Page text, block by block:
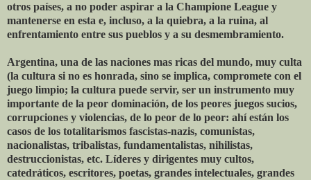
otros países, a no poder aspirar a la Champione League y
mantenerse en esta e, incluso, a la quiebra, a la ruina, al
enfrentamiento entre sus pueblos y a su desmembramiento.
Argentina, una de las naciones mas ricas del mundo, muy culta
(la cultura si no es honrada, sino se implica, compromete con el
juego limpio; la cultura puede servir, ser un instrumento muy
importante de la peor dominación, de los peores juegos sucios,
corrupciones y violencias, de lo peor de lo peor: ahí están los
casos de los totalitarismos fascistas-nazis, comunistas,
nacionalistas, tribalistas, fundamentalistas, nihilistas,
destruccionistas, etc. Líderes y dirigentes muy cultos,
catedráticos, escritores, poetas, grandes intelectuales, grandes